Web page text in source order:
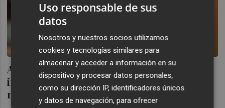
Antón Costas no teme pérdida de
independencia del Banco de España si es
nombrado Escrivá
Uso responsable de sus
datos
Nosotros y nuestros socios utilizamos
cookies y tecnologías similares para
almacenar y acceder a información en su
dispositivo y procesar datos personales,
como su dirección IP, identificadores únicos
y datos de navegación, para ofrecer